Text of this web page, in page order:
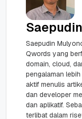
Saepudin
Qwords yang
domain, cloud,
pengalaman
aktif menulis
dan developer
dan aplikatif.
terlibat dalam